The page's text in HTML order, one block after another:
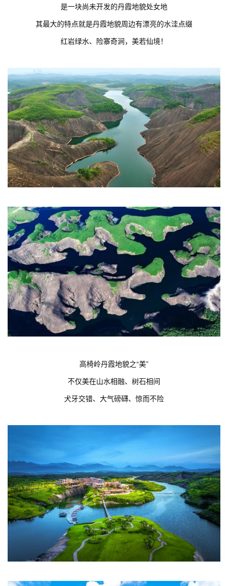
是一块尚未开发的丹霞地貌处女地
其最大的特点就是丹霞地貌周边有漂亮的水洼点缀
红岩绿水、险寨奇涧，美若仙境！
高椅岭丹霞地貌之“美”
不仅美在山水相融、树石相间
犬牙交错、大气磅礴、惊而不险